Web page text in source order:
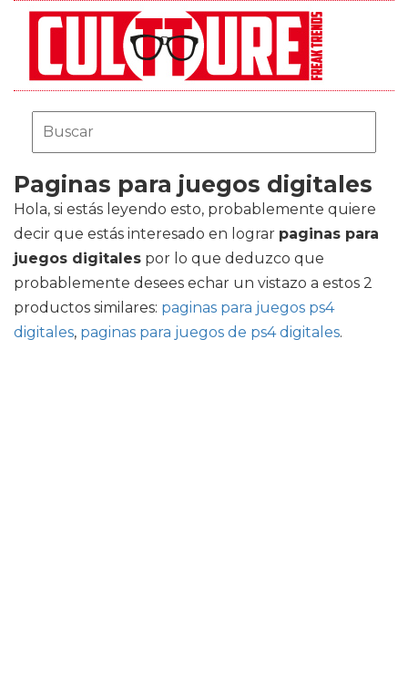
Paginas para juegos digitales
Hola, si estás leyendo esto, probablemente quiere
decir que estás interesado en lograr paginas para
juegos digitales por lo que deduzco que
probablemente desees echar un vistazo a estos 2
productos similares: paginas para juegos ps4
digitales, paginas para juegos de ps4 digitales.